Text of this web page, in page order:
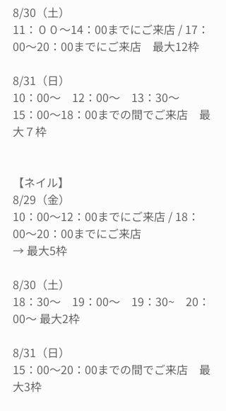
8/30（土）
11：００〜14：00までにご来店 / 17：
00〜20：00までにご来店　最大12枠
8/31（日）
10：00〜　12：00〜　13：30〜
15：00〜18：00までの間でご来店　最
大７枠
【ネイル】
8/29（金）
10：00〜12：00までにご来店 / 18：
00〜20：00までにご来店
→ 最大5枠
8/30（土）
18：30〜　19：00〜　19：30~　20：
00〜 最大2枠
8/31（日）
15：00〜20：00までの間でご来店　最
大3枠